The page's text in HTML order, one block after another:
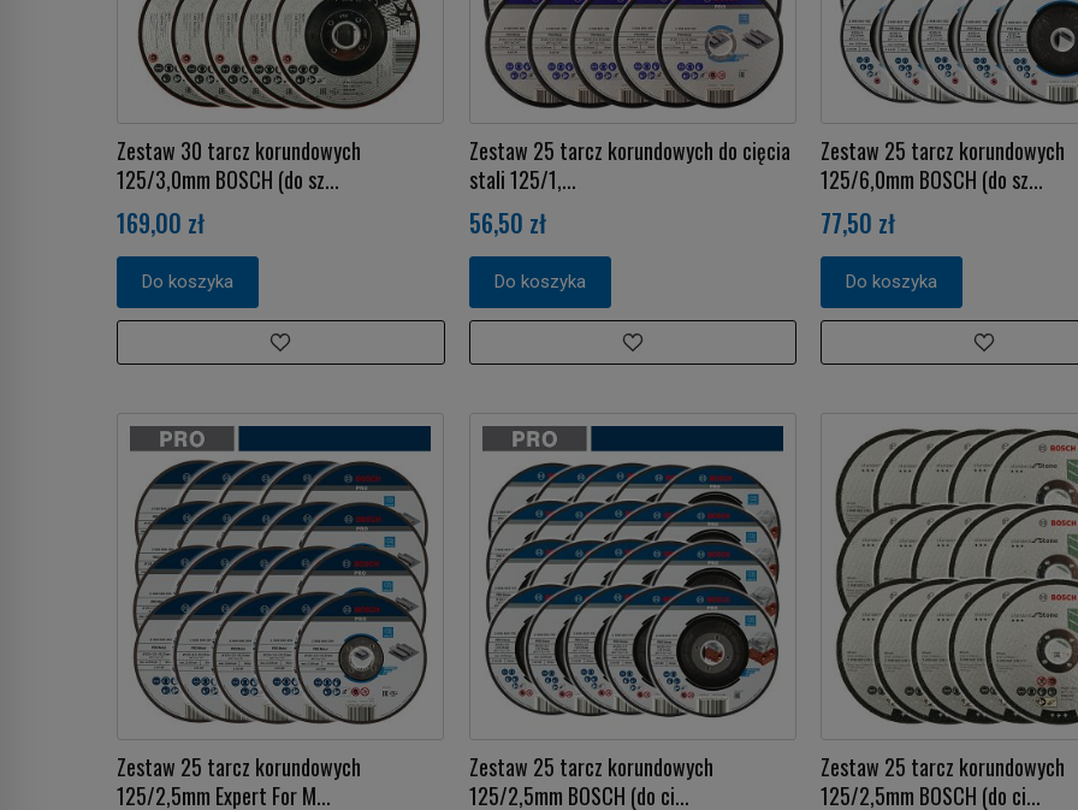
Zestaw 30 tarcz korundowych
125/3,0mm BOSCH (do sz...
169,00 zł
Do koszyka
Zestaw 25 tarcz korundowych do cięcia
stali 125/1,...
56,50 zł
Do koszyka
Zestaw 25 tarcz korundowych
125/6,0mm BOSCH (do sz...
77,50 zł
Do koszyka
Zestaw 25 tarcz korundowych
125/2,5mm Expert For M...
Zestaw 25 tarcz korundowych
125/2,5mm BOSCH (do ci...
Zestaw 25 tarcz korundowych
125/2,5mm BOSCH (do ci...